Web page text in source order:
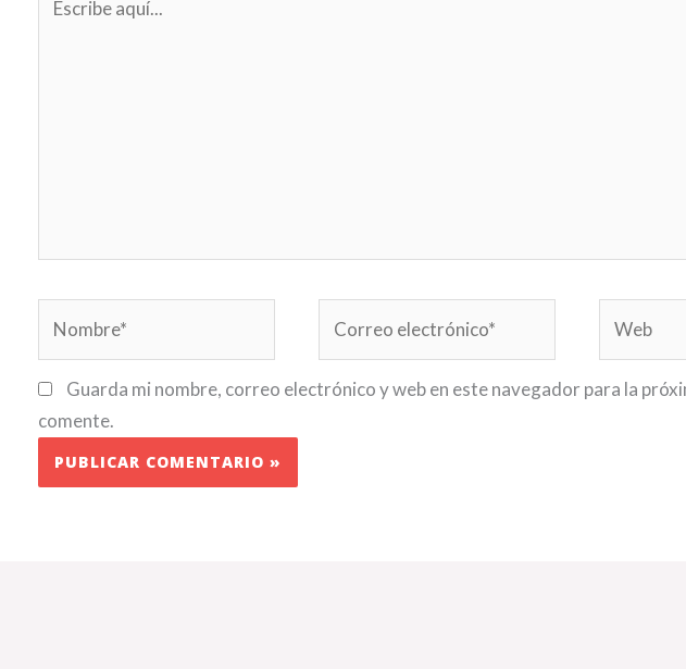
Guarda mi nombre, correo electrónico y web en este navegador para la
comente.